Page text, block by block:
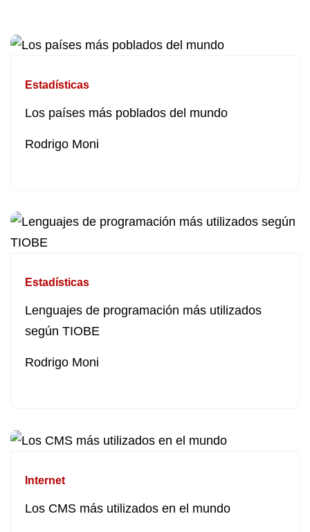
Estadísticas
Los países más poblados del mundo
Rodrigo Moni
Estadísticas
Lenguajes de programación más utilizados
según TIOBE
Rodrigo Moni
Internet
Los CMS más utilizados en el mundo